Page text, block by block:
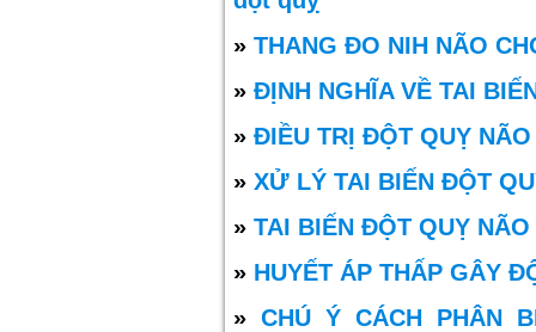
» THANG ĐO NIH NÃO
» ĐỊNH NGHĨA VỀ TAI
» ĐIỀU TRỊ ĐỘT QUỴ
» XỬ LÝ TAI BIẾN ĐỘT
» TAI BIẾN ĐỘT QUỴ
» HUYẾT ÁP THẤP GÂY
» CHÚ Ý CÁCH PHÂN